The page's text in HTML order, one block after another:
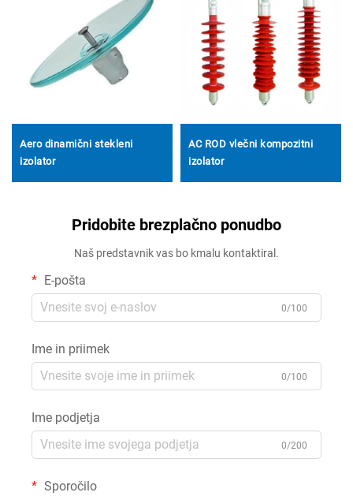
Aero dinamični stekleni
izolator
AC ROD vlečni kompozitni
izolator
Pridobite brezplačno ponudbo
Naš predstavnik vas bo kmalu kontaktiral.
E-pošta
0/100
Ime in priimek
0/100
Ime podjetja
0/200
Sporočilo